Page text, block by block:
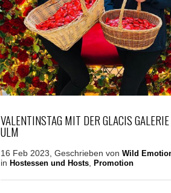
VALENTINSTAG MIT DER GLACIS
ULM
16 Feb 2023, Geschrieben von Wild
in Hostessen und Hosts, Promotion